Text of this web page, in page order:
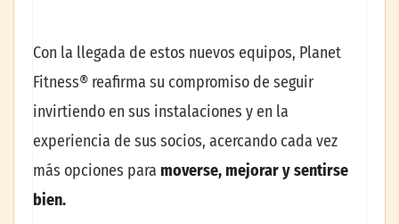
Con la llegada de estos nuevos equipos, Planet
Fitness® reafirma su compromiso de seguir
invirtiendo en sus instalaciones y en la
experiencia de sus socios, acercando cada vez
más opciones para moverse, mejorar y sentirse
bien.